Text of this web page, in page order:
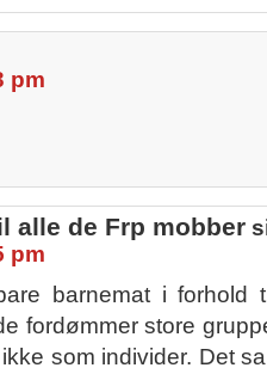
pm
alle de Frp mobber
pm
barnemat i forhold
fordømmer store
som individer. Det